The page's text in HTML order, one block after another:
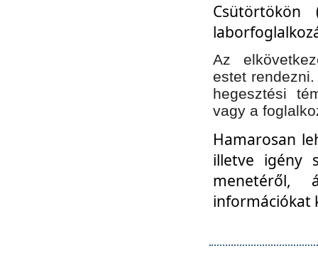
Az
estet
hegesztési
vagy a
Hamarosan
illetve igény
menetéről,
információkat